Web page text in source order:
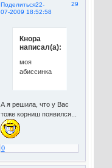
Поделиться 29
22-
07-2009 18:52:58
Кнора
написал(а):
моя
абиссинка
А я решила, что у Вас
тоже корниш появился...
0